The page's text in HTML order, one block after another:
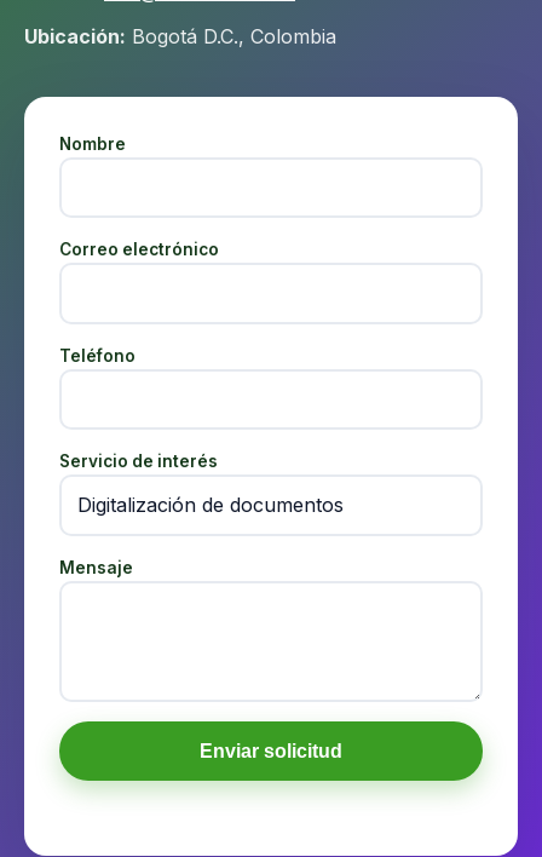
Ubicación: Bogotá D.C., Colombia
Nombre
Correo electrónico
Teléfono
Servicio de interés
Mensaje
Enviar solicitud